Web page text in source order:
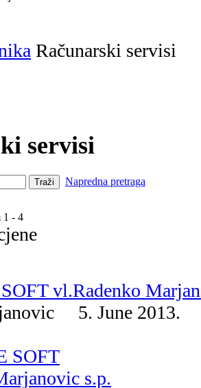
Računarski servisi
servisi
Traži Napredna pretraga
1 - 4
vl.Radenko
5. June